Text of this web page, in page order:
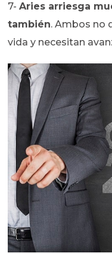
7-Aries arriesga
también. Ambos no
vida y necesitan